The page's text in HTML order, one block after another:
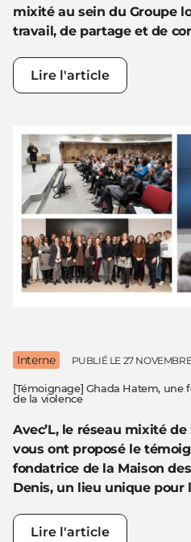
mixité au sein du Groupe
travail, de partage et de
Lire l'article
[Témoignage] Ghada Hatem,
de la violence
Avec’L, le réseau mixité
vous ont proposé le
fondatrice de la Maison
Denis, un lieu unique pour
Interne PUBLIÉ LE 27
Lire l'article